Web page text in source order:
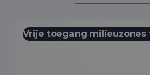
Vrije toegang milieuzones